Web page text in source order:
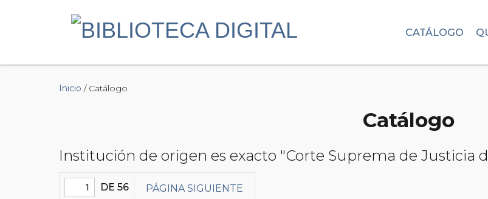
CATÁLOGO
Inicio / Catálogo
Catálogo
Institución de origen es exacto "Corte Suprema de Justicia
DE 56 PÁGINA SIGUIENTE